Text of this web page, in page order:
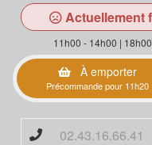
Actuellement
11h00 - 14h00 |
À emporter
Précommande pour 11h20
02.43.16.66.41